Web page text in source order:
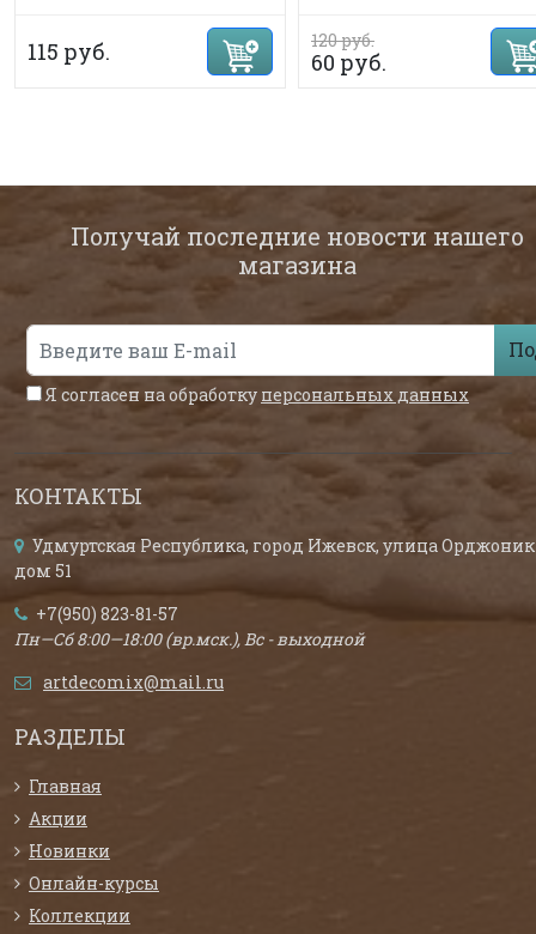
115 руб. 120 руб.
60 руб.
Получай последние новости нашего
магазина
Я согласен на обработку персональных данных
КОНТАКТЫ
Удмуртская Республика, город Ижевск, улица
дом 51
+7(950) 823-81-57
Пн—Сб 8:00—18:00 (вр.мск.), Вс - выходной
artdecomix@mail.ru
РАЗДЕЛЫ
Главная
Акции
Новинки
Онлайн-курсы
Коллекции